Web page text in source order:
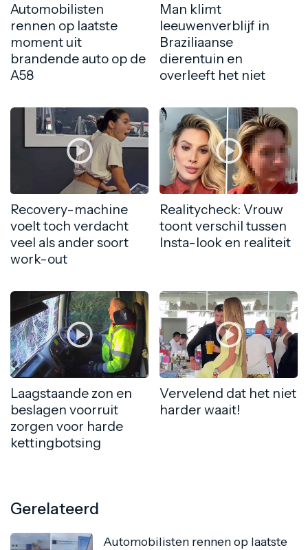
Automobilisten
rennen op laatste
moment uit
brandende auto op de
A58
Man klimt
leeuwenverblijf in
Braziliaanse
dierentuin en
overleeft het niet
Recovery-machine
voelt toch verdacht
veel als ander soort
work-out
Realitycheck: Vrouw
toont verschil tussen
Insta-look en realiteit
Laagstaande zon en
beslagen voorruit
zorgen voor harde
kettingbotsing
Vervelend dat het niet
harder waait!
Gerelateerd
Automobilisten rennen op laatste